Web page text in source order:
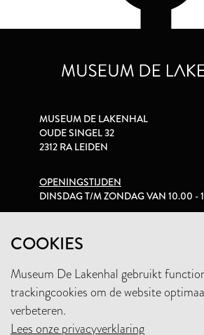
COOKIES
Museum De Lakenhal gebruikt
trackingcookies om de website
verbeteren.
Lees onze privacyverklaring
MUSEUM DE LAKENHAL
OUDE SINGEL 32
2312 RA LEIDEN
OPENINGSTIJDEN
DINSDAG T/M ZONDAG VAN 10.00 -
+31 (0)71 5165360
INFO@LAKENHAL.NL